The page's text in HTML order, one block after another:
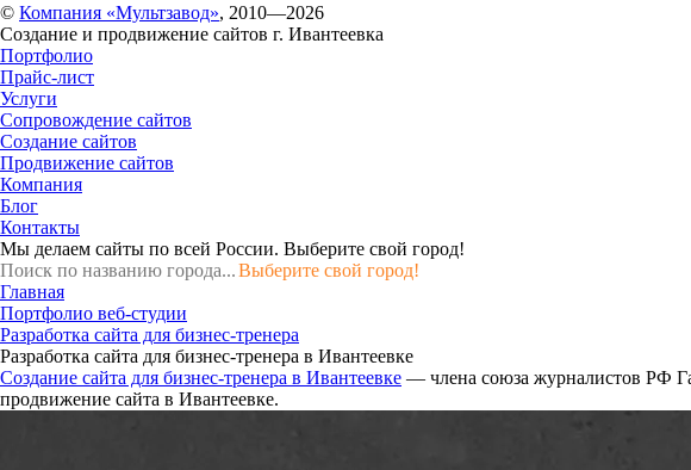
© Компания «Мультзавод», 2010—2026
Создание и продвижение сайтов г. Ивантеевка
Портфолио
Прайс-лист
Услуги
Сопровождение сайтов
Создание сайтов
Продвижение сайтов
Компания
Блог
Контакты
Мы делаем сайты по всей России. Выберите свой город!
Выберите свой город!
Главная
Портфолио веб-студии
Разработка сайта для бизнес-тренера
Разработка сайта для бизнес-тренера в Ивантеевке
Создание сайта для бизнес-тренера в Ивантеевке — члена союза журналистов РФ
продвижение сайта в Ивантеевке.